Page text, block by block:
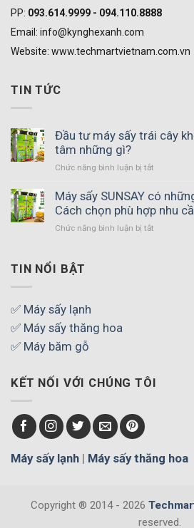
PP: 093.614.9999 - 094.110.8888
Email: info@kynghexanh.com
Website: www.techmartvietnam.com.vn
TIN TỨC
Đầu tư máy sấy trái cây
tâm những gì?
Chức năng bình luận bị tắt
tư
máy
sấy
Máy sấy SUNSAY có
Cách chọn phù hợp nhu
Chức năng bình luận bị tắt
hợp
TIN NỔI BẬT
✅ Máy sấy lạnh
✅ Máy sấy thăng hoa
✅ Máy băm gỗ
KẾT NỐI VỚI CHÚNG TÔI
Máy sấy lạnh | Máy sấy thăng hoa
Copyright ® 2014 - 2026
reserved.